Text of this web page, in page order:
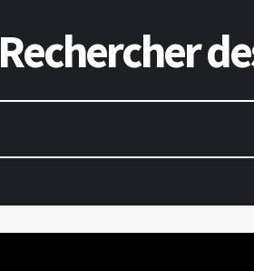
Rechercher